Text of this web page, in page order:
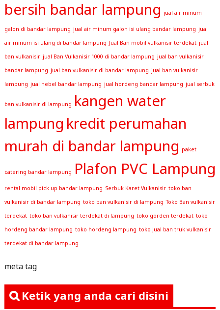
bersih bandar lampung jual air minum
galon di bandar lampung jual air minum galon isi ulang bandar lampung jual
air minum isi ulang di bandar lampung Jual Ban mobil vulkanisir terdekat jual
ban vulkanisir jual Ban Vulkanisir 1000 di bandar lampung jual ban vulkanisir
bandar lampung jual ban vulkanisir di bandar lampung jual ban vulkanisir
lampung jual hebel bandar lampung jual hordeng bandar lampung jual serbuk
ban vulkanisir di lampung kangen water
lampung kredit perumahan
murah di bandar lampung paket
catering bandar lampung Plafon PVC Lampung
rental mobil pick up bandar lampung Serbuk Karet Vulkanisir toko ban
vulkanisir di bandar lampung toko ban vulkanisir di lampung Toko Ban vulkanisir
terdekat toko ban vulkanisir terdekat di lampung toko gorden terdekat toko
hordeng bandar lampung toko hordeng lampung toko Jual ban truk vulkanisir
terdekat di bandar lampung
meta tag
Ketik yang anda cari disini